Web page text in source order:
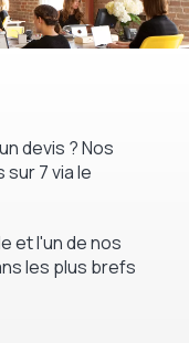
devis ? Nos
7 via le
et l'un de nos
les plus brefs